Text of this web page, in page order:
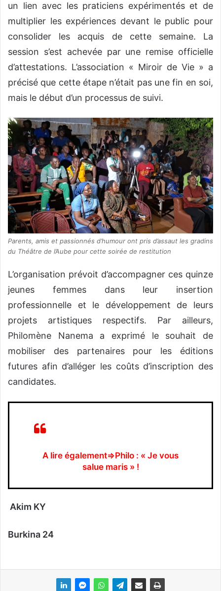
un lien avec les praticiens expérimentés et de
multiplier les expériences devant le public pour
consolider les acquis de cette semaine. La
session s’est achevée par une remise officielle
d’attestations. L’association « Miroir de Vie » a
précisé que cette étape n’était pas une fin en soi,
mais le début d’un processus de suivi.
Parents, amis et passionnés d’humour ont pris d’assaut les gradins
du Théâtre de l’Aube pour cette soirée de restitution
L’organisation prévoit d’accompagner ces quinze
jeunes femmes dans leur insertion
professionnelle et le développement de leurs
projets artistiques respectifs. Par ailleurs,
Philomène Nanema a exprimé le souhait de
mobiliser des partenaires pour les éditions
futures afin d’alléger les coûts d’inscription des
candidates.
A lire également⇒Philo : « Je vous
salue maris » !
Akim KY
Burkina 24